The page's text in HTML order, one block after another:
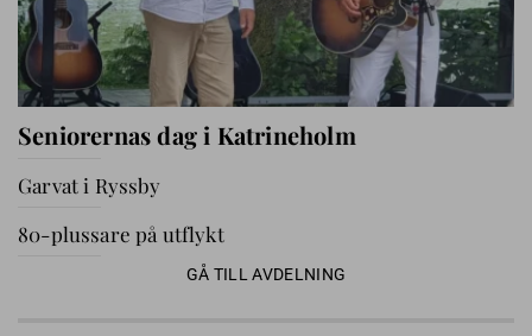
Seniorernas dag i Katrineholm
Garvat i Ryssby
80-plussare på utflykt
GÅ TILL AVDELNING